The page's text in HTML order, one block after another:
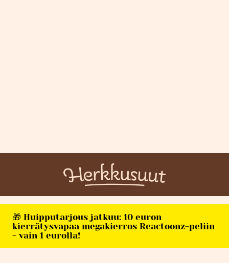
🎁 Huipputarjous jatkuu: 10 euron
kierrätysvapaa megakierros Reactoonz-peliin
- vain 1 eurolla!